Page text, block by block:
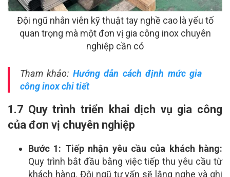
Đội ngũ nhân viên kỹ thuật tay nghề cao là yếu tố
quan trọng mà một đơn vị gia công inox chuyên
nghiệp cần có
Tham khảo: Hướng dẫn cách định mức gia
công inox chi tiết
1.7 Quy trình triển khai dịch vụ gia công
của đơn vị chuyên nghiệp
Bước 1: Tiếp nhận yêu cầu của khách hàng:
Quy trình bắt đầu bằng việc tiếp thu yêu cầu từ
khách hàng. Đội ngũ tư vấn sẽ lắng nghe và ghi